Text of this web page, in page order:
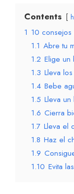
Contents
1 10 consejos
1.1 Abre tu
1.2 Elige
1.3 Lleva
1.4 Bebe
1.5 Lleva
1.6 Cierra
1.7 Lleva el
1.8 Haz el
1.9
1.10 Evita